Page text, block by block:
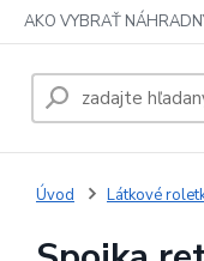
AKO VYBRAŤ
Úvod Látkové